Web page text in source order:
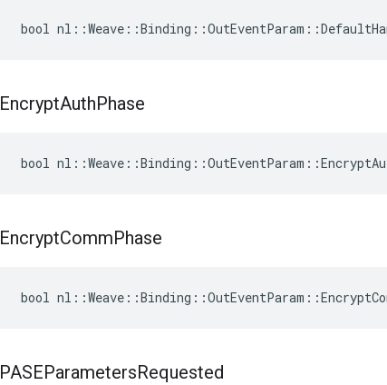
bool
EncryptAuthPhase
bool
EncryptCommPhase
bool
PASEParametersRequested